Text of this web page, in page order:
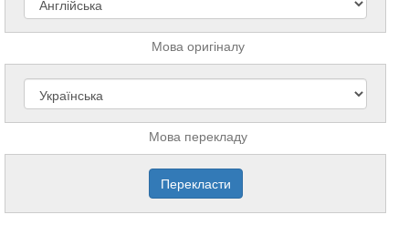
Мова оригіналу
Мова перекладу